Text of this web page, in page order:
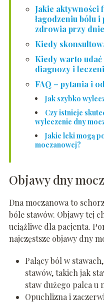
Jakie aktywności
łagodzeniu bólu
zdrowia przy
Kiedy
Kiedy warto
diagnozy i
FAQ – pytania i
Jak szybko
Czy istnieje
wyleczenie dny
Jakie leki mogą
moczanowej?
Objawy dny
Dna moczanowa to
bóle stawów. Objawy tej
uciążliwe dla pacjenta.
najczęstsze objawy dny
Palący ból w
stawów, takich jak
staw dużego palca u
Opuchlizna i